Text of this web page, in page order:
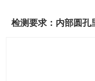
检测要求：内部圆孔